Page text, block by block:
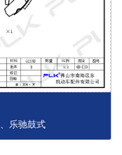
乐驰鼓式